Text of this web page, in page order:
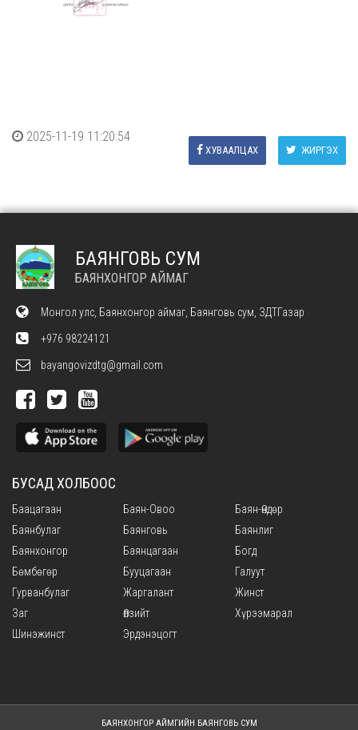
2025-11-19 11:20:54
ЖИРГЭХ
ХУВААЛЦАХ
БАЯНГОВЬ СУМ
БАЯНХОНГОР АЙМАГ
Монгол улс, Баянхонгор аймаг, Баянговь сум, ЗДТГазар
+976 98224121
bayangovizdtg@gmail.com
БУСАД ХОЛБООС
Баацагаан Баян-Овоо
Баян-Өндөр
Баянбулаг
Баянговь
Баянлиг
Баянхонгор
Баянцагаан
Богд
Бөмбөгөр
Бууцагаан
Галуут
Гурванбулаг
Жаргалант
Жинст
Заг
Өлзийт
Хүрээмарал
Шинэжинст
Эрдэнэцогт
БАЯНХОНГОР АЙМГИЙН БАЯНГОВЬ СУМ